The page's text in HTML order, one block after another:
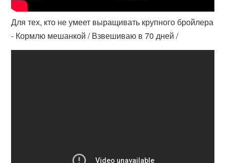
Для тех, кто не умеет выращивать крупного бройлера
- Кормлю мешанкой / Взвешиваю в 70 дней /